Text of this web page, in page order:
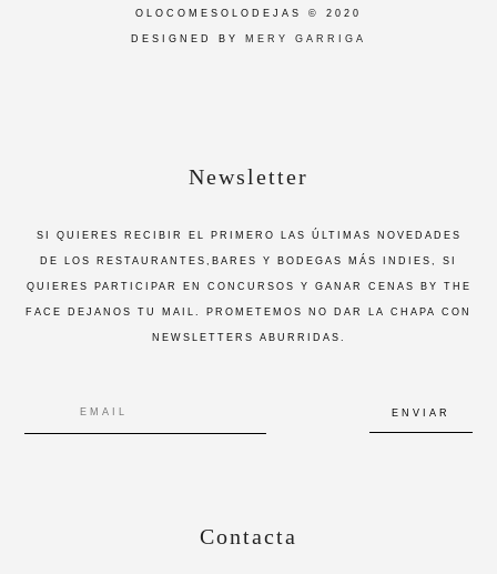
OLOCOMESOLODEJAS © 2020
DESIGNED BY MERY GARRIGA
Newsletter
SI QUIERES RECIBIR EL PRIMERO LAS ÚLTIMAS NOVEDADES
DE LOS RESTAURANTES,BARES Y BODEGAS MÁS INDIES, SI
QUIERES PARTICIPAR EN CONCURSOS Y GANAR CENAS BY THE
FACE DEJANOS TU MAIL. PROMETEMOS NO DAR LA CHAPA CON
NEWSLETTERS ABURRIDAS.
Contacta